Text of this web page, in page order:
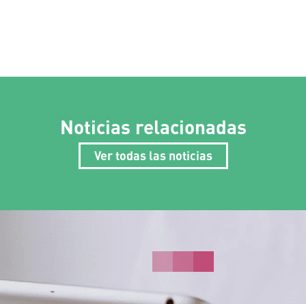
Noticias relacionadas
Ver todas las noticias